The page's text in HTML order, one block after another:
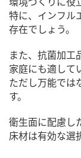
特に、インフル
存在でしょう。
また、抗菌加工
家庭にも適して
ただし万能では
す。
衛生面に配慮し
床材は有効な選